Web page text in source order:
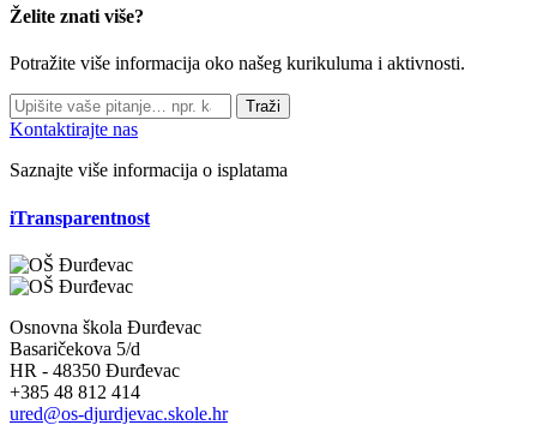
Želite znati više?
Potražite više informacija oko našeg kurikuluma i aktivnosti.
Traži
Kontaktirajte nas
Saznajte više informacija o isplatama
iTransparentnost
Osnovna škola Đurđevac
Basaričekova 5/d
HR - 48350 Đurđevac
+385 48 812 414
ured@os-djurdjevac.skole.hr